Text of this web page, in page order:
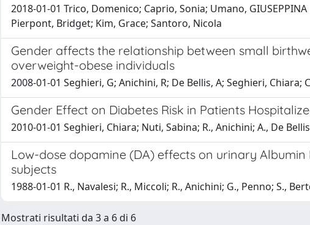
2018-01-01 Trico, Domenico; Caprio, Sonia; Umano,
Pierpont, Bridget; Kim, Grace; Santoro, Nicola
Gender affects the relationship between small
overweight-obese individuals
2008-01-01 Seghieri, G; Anichini, R; De Bellis, A; Seghieri, Chiara;
Gender Effect on Diabetes Risk in Patients
2010-01-01 Seghieri, Chiara; Nuti, Sabina; R., Anichini; A., De
Low-dose dopamine (DA) effects on urinary
subjects
1988-01-01 R., Navalesi; R., Miccoli; R., Anichini; G., Penno; S.,
Mostrati risultati da 3 a 6 di 6